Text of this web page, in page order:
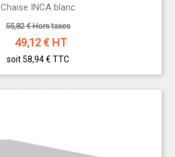
Chaise INCA blanc
55,82 € Hors taxes
49,12€ HT
soit 58,94 € TTC